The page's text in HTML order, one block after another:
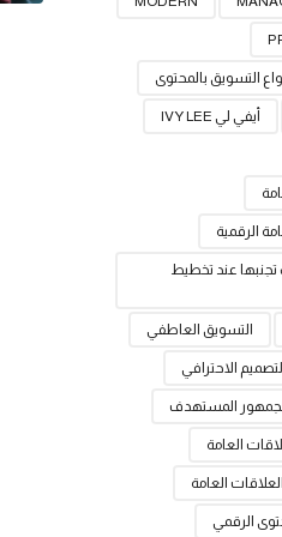
التسويق بالمحتوى
أيفي لي IVY LEE
الرقمية
تجنبها عند تخطيط
التسويق العاطفي
الاحترافي
المستهدف
العامة
العلاقات العامة
الرقمي